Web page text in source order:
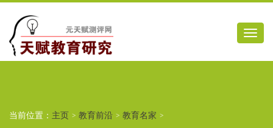
当前位置： 主页 > 教育前沿 > 教育名家 >